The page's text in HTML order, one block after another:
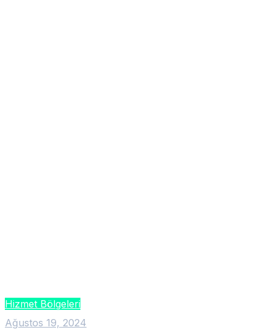
Hizmet Bölgeleri
Ağustos 19, 2024